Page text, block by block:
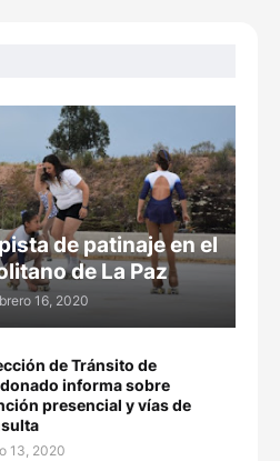
de patinaje en el
de La Paz
16, 2020
de Tránsito de
informa sobre
presencial y vías de
13, 2020